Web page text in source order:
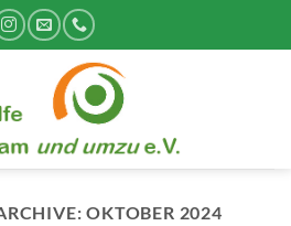
OKTOBER 2024